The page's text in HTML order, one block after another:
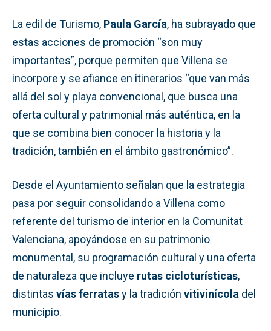
La edil de Turismo, Paula García, ha subrayado que
estas acciones de promoción “son muy
importantes”, porque permiten que Villena se
incorpore y se afiance en itinerarios “que van más
allá del sol y playa convencional, que busca una
oferta cultural y patrimonial más auténtica, en la
que se combina bien conocer la historia y la
tradición, también en el ámbito gastronómico”.
Desde el Ayuntamiento señalan que la estrategia
pasa por seguir consolidando a Villena como
referente del turismo de interior en la Comunitat
Valenciana, apoyándose en su patrimonio
monumental, su programación cultural y una oferta
de naturaleza que incluye rutas cicloturísticas,
distintas vías ferratasy la tradición vitivinícola del
municipio.